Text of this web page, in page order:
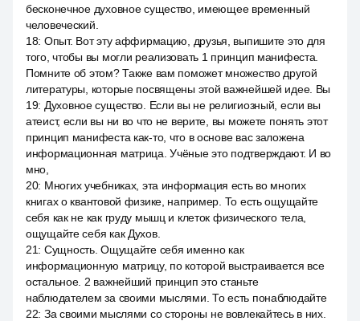
бесконечное духовное существо, имеющее временный
человеческий.
18: Опыт. Вот эту аффирмацию, друзья, выпишите это для
того, чтобы вы могли реализовать 1 принцип манифеста.
Помните об этом? Также вам поможет множество другой
литературы, которые посвящены этой важнейшей идее. Вы
19: Духовное существо. Если вы не религиозный, если вы
атеист, если вы ни во что не верите, вы можете понять этот
принцип манифеста как-то, что в основе вас заложена
информационная матрица. Учёные это подтверждают. И во
мно,
20: Многих учебниках, эта информация есть во многих
книгах о квантовой физике, например. То есть ощущайте
себя как не как груду мышц и клеток физического тела,
ощущайте себя как Духов.
21: Сущность. Ощущайте себя именно как
информационную матрицу, по которой выстраивается все
остальное. 2 важнейший принцип это станьте
наблюдателем за своими мыслями. То есть понаблюдайте
22: За своими мыслями со стороны не вовлекайтесь в них.